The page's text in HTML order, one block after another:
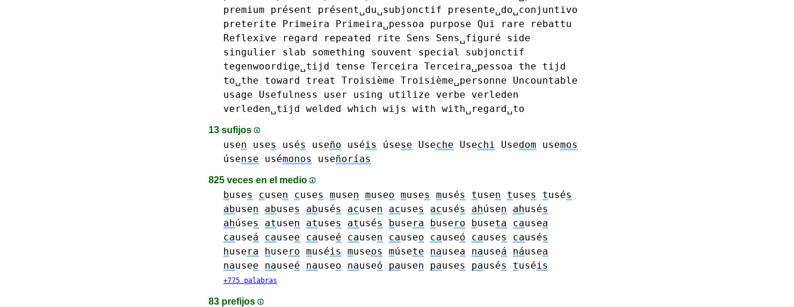
premium
présent présent␣du␣subjonctif
presente␣do␣conjuntivo
preterite
Primeira Primeira␣pessoa purpose Qui rare
rebattu
Reflexive
regard repeated rite Sens Sens␣figuré
side
singulier
slab something souvent special
subjonctif
tegenwoordige␣tijd
tense Terceira Terceira␣pessoa the
tijd
to␣the
toward treat Troisième Troisième␣personne
Uncountable
usage
Usefulness user using utilize verbe
verleden
verleden␣tijd welded which wijs with with␣regard␣to
13 sufijos
usen uses usés useño uséis úsese Useche Usechi Usedom usemos
úsense usémonos useñorías
825 veces en el medio
buses cusen cuses musen museo muses musés tusen tuses tusés
abusen abuses abusés acusen acuses acusés ahúsen ahusés
ahúses atusen atuses atusés busera busero buseta causea
causeá causee causeé causen causeo causeó causes causés
husera husero muséis museos músete nausea nauseá náusea
nausee nauseé nauseo nauseó pausen pauses pausés tuséis
+775 palabras
83 prefijos